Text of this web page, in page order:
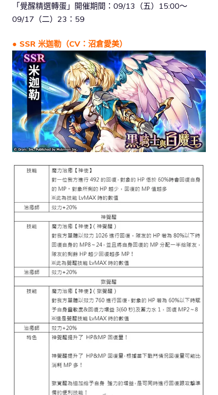
「覺醒精選轉蛋」開催期間：09/13（五）15:00～
09/17（二）23：59
● SSR 米迦勒（CV：沼倉愛美）